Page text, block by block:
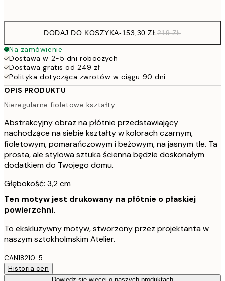
DODAJ DO KOSZYKA-153,30 ZŁ219 ZŁ
Na zamówienie
Dostawa w 2-5 dni roboczych
Dostawa gratis od 249 zł
Polityka dotycząca zwrotów w ciągu 90 dni
OPIS PRODUKTU
Nieregularne fioletowe kształty
Abstrakcyjny obraz na płótnie przedstawiający
nachodzące na siebie kształty w kolorach czarnym,
fioletowym, pomarańczowym i beżowym, na jasnym tle. Ta
prosta, ale stylowa sztuka ścienna będzie doskonałym
dodatkiem do Twojego domu.
Głębokość: 3,2 cm
Ten motyw jest drukowany na płótnie o płaskiej
powierzchni.
To ekskluzywny motyw, stworzony przez projektanta w
naszym sztokholmskim Atelier.
CAN18210-5
Historia cen